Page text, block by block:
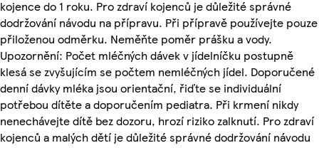
kojence do 1 roku. Pro zdraví kojenců je důležité správné
dodržování návodu na přípravu. Při přípravě používejte pouze
přiloženou odměrku. Neměňte poměr prášku a vody.
Upozornění: Počet mléčných dávek v jídelníčku postupně
klesá se zvyšujícím se počtem nemléčných jídel. Doporučené
denní dávky mléka jsou orientační, řiďte se individuální
potřebou dítěte a doporučením pediatra. Při krmení nikdy
nenechávejte dítě bez dozoru, hrozí riziko zalknutí. Pro zdraví
kojenců a malých dětí je důležité správné dodržování návodu